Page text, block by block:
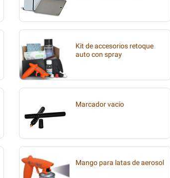
Kit de accesorios retoque
auto con spray
Marcador vacío
Mango para latas de aerosol